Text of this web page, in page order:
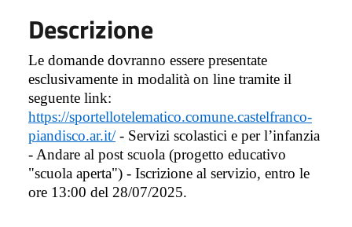
Descrizione
Le domande dovranno essere presentate
esclusivamente in modalità on line tramite il
seguente link:
https://sportellotelematico.comune.castelfranco-
piandisco.ar.it/- Servizi scolastici e per l’infanzia
- Andare al post scuola (progetto educativo
"scuola aperta") - Iscrizione al servizio, entro le
ore 13:00 del 28/07/2025.